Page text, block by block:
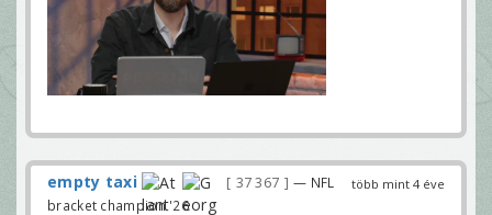
több mint 4 éve
empty taxi 37 367
— NFL
bracket champion '26